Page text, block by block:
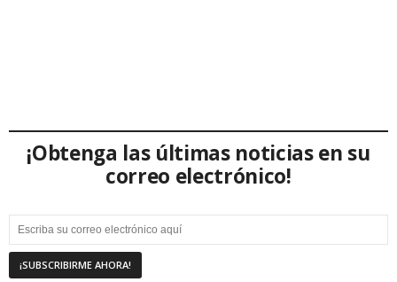
¡Obtenga las últimas noticias en su
correo electrónico!